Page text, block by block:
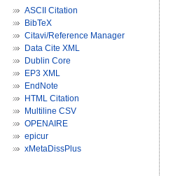
ASCII Citation
BibTeX
Citavi/Reference Manager
Data Cite XML
Dublin Core
EP3 XML
EndNote
HTML Citation
Multiline CSV
OPENAIRE
epicur
xMetaDissPlus